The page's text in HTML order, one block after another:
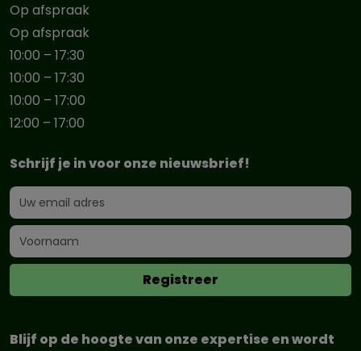
Op afspraak
Op afspraak
10:00 – 17:30
10:00 – 17:30
10:00 – 17:00
12:00 – 17:00
Schrijf je in voor onze nieuwsbrief!
Blijf op de hoogte van onze expertise en wordt